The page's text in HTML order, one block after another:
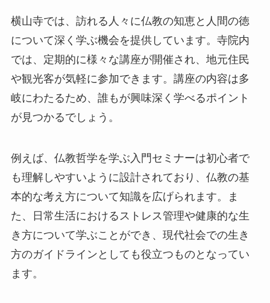
横山寺では、訪れる人々に仏教の知恵と人間の徳
について深く学ぶ機会を提供しています。寺院内
では、定期的に様々な講座が開催され、地元住民
や観光客が気軽に参加できます。講座の内容は多
岐にわたるため、誰もが興味深く学べるポイント
が見つかるでしょう。
例えば、仏教哲学を学ぶ入門セミナーは初心者で
も理解しやすいように設計されており、仏教の基
本的な考え方について知識を広げられます。ま
た、日常生活におけるストレス管理や健康的な生
き方について学ぶことができ、現代社会での生き
方のガイドラインとしても役立つものとなってい
ます。